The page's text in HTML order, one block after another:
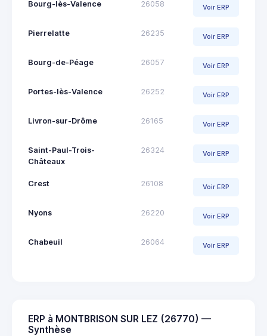
Bourg-lès-Valence 26058 Voir ERP
Pierrelatte 26235 Voir ERP
Bourg-de-Péage 26057 Voir ERP
Portes-lès-Valence 26252 Voir ERP
Livron-sur-Drôme 26165 Voir ERP
Saint-Paul-Trois-
Châteaux
26324 Voir ERP
Crest 26108 Voir ERP
Nyons 26220 Voir ERP
Chabeuil 26064 Voir ERP
ERP à MONTBRISON SUR LEZ (26770) —
Synthèse